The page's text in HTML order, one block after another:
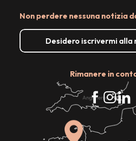
Non perdere nessuna notizia
Desidero iscrivermi alla
Rimanere in